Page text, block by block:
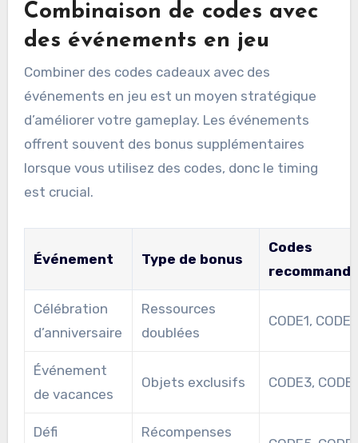
Combinaison de codes avec
des événements en jeu
Combiner des codes cadeaux avec des
événements en jeu est un moyen stratégique
d’améliorer votre gameplay. Les événements
offrent souvent des bonus supplémentaires
lorsque vous utilisez des codes, donc le timing
est crucial.
Événement Type de bonus
Codes
Célébration
d’anniversaire
Ressources
doublées
CODE1, CODE2
Événement
de vacances
Objets exclusifs CODE3,
Défi Récompenses